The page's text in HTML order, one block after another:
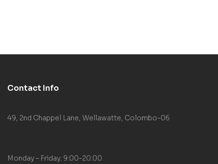
Contact Info
49, 2nd Chappel Lane, Wellawatte, Colombo-06
Monday – Friday: 9:00-20:00